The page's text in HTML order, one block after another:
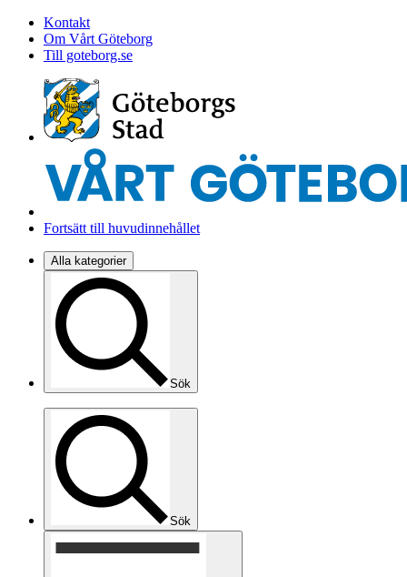
Kontakt
Om Vårt Göteborg
Till goteborg.se
Fortsätt till huvudinnehållet
Alla kategorier
Sök
Sök